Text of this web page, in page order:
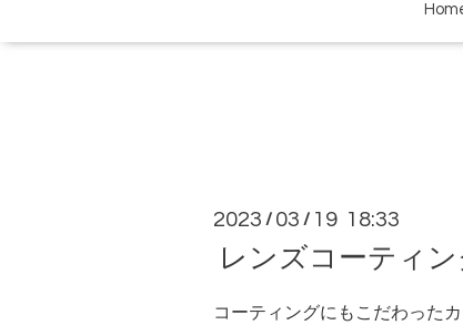
2023 / 03 / 19 18:33
レンズコーティ
コーティングにもこだわったカ